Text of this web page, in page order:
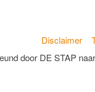
Disclaimer
door DE STAP